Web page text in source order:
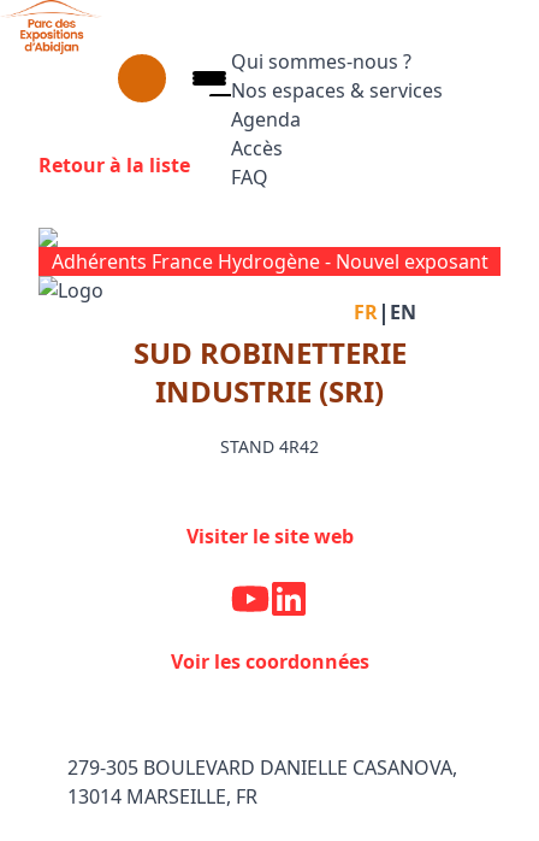
Aller au contenu principal
Qui sommes-nous ?
Nos espaces & services
Agenda
Accès
FAQ
Facebook
Instagram
Linkedin
FR| EN
Retour à la liste
Adhérents France Hydrogène - Nouvel exposant
SUD ROBINETTERIE
INDUSTRIE (SRI)
STAND 4R42
Visiter le site web
Voir les coordonnées
279-305 BOULEVARD DANIELLE CASANOVA,
13014 MARSEILLE, FR
Panneau de gestion des cookies